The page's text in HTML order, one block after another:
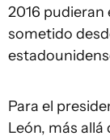
2016
sometido
Para el
León, más